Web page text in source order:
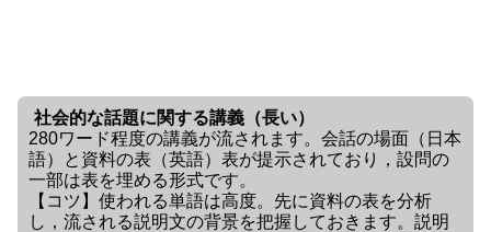
社会的な話題に関する講義（長い）
280ワード程度の講義が流されます。会話の場面（日本
語）と資料の表（英語）表が提示されており，設問の
一部は表を埋める形式です。
【コツ】使われる単語は高度。先に資料の表を分析
し，流される説明文の背景を把握しておきます。説明